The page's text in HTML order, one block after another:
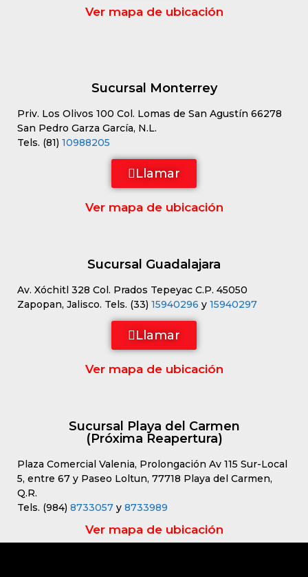
Ver mapa de ubicación
Sucursal Monterrey
Priv. Los Olivos 100 Col. Lomas de San Agustín 66278
San Pedro Garza García, N.L.
Tels. (81) 10988205
Llamar
Ver mapa de ubicación
Sucursal Guadalajara
Av. Xóchitl 328 Col. Prados Tepeyac C.P. 45050
Zapopan, Jalisco. Tels. (33) 15940296 y 15940297
Llamar
Ver mapa de ubicación
Sucursal Playa del Carmen
(Próxima Reapertura)
Plaza Comercial Valenia, Prolongación Av 115 Sur-Local
5, entre 67 y Paseo Loltun, 77718 Playa del Carmen,
Q.R.
Tels. (984) 8733057 y 8733989
Ver mapa de ubicación